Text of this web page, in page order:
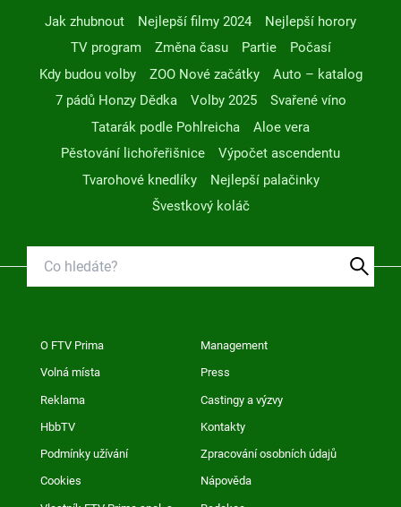
Jak zhubnout Nejlepší filmy 2024
Nejlepší horory
TV program
Změna času Partie
Počasí
Kdy budou volby
ZOO Nové začátky
Auto – katalog
7 pádů Honzy Dědka
Volby 2025
Svařené víno
Tatarák podle Pohlreicha
Aloe vera
Pěstování lichořeřišnice
Výpočet ascendentu
Tvarohové knedlíky
Nejlepší palačinky
Švestkový koláč
O FTV Prima Management
Volná místa Press
Reklama Castingy a výzvy
HbbTV Kontakty
Podmínky užívání Zpracování osobních údajů
Cookies Nápověda